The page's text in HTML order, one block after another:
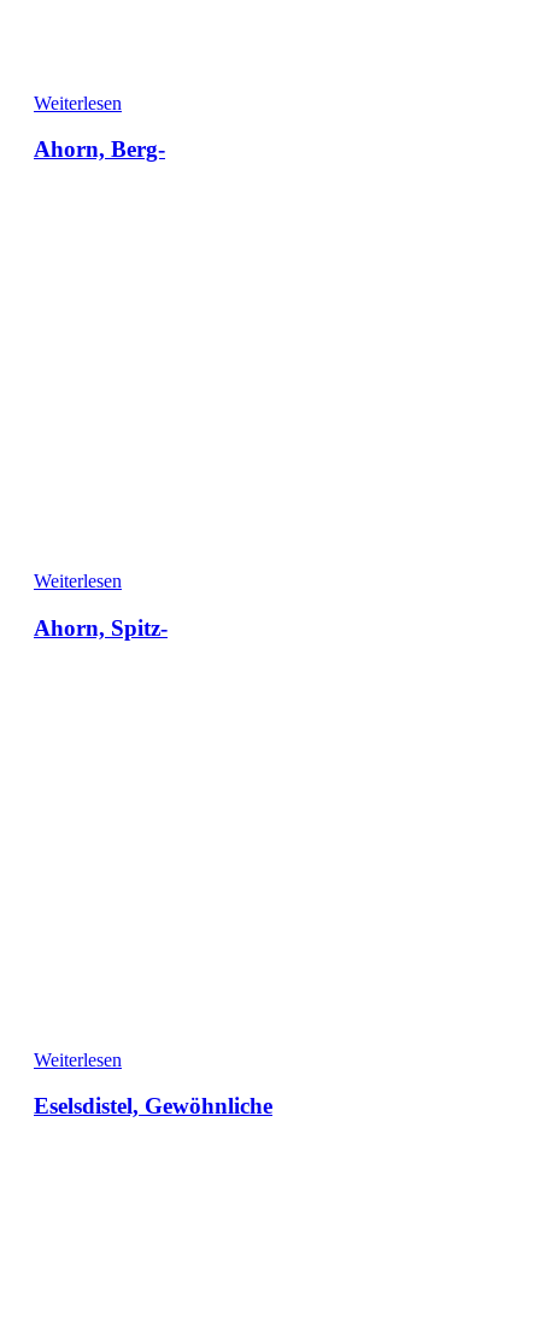
Weiterlesen
Ahorn, Berg-
Weiterlesen
Ahorn, Spitz-
Weiterlesen
Eselsdistel, Gewöhnliche